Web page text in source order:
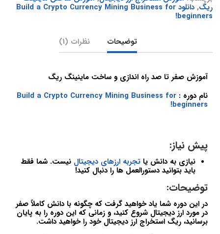
ریگ, دانلود Build a Crypto Currency Mining Business for
beginners!
توضیحات نظرات (1)
آموزش صفر تا صد راه اندازی و ساخت ماینینگ ریگ
نام دوره : Build a Crypto Currency Mining Business for
beginners!
پیش نیاز:
نیازی به دانش یا تجربه ارزهای دیجیتال نیست. شما فقط
باید بتوانید دستورالعمل ها را دنبال کنید!
توضیحات:
در این دوره شما یاد خواهید گرفت که چگونه با دانش کاملاً صفر
در مورد ارز دیجیتال شروع کنید، و زمانی که این دوره را به پایان
برسانید، ریگ استخراج ارز دیجیتال خود را خواهید داشت.